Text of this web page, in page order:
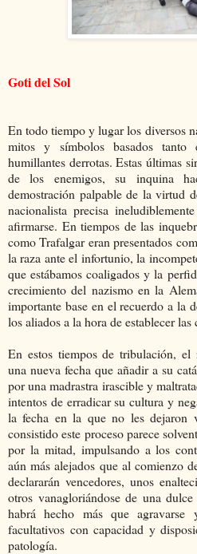
Goti del Sol
En todo tiempo y lugar los diversos
mitos y símbolos basados tanto
humillantes derrotas. Estas últimas
de los enemigos, su inquina
demostración palpable de la virtud
nacionalista precisa
afirmarse. En tiempos de las
como Trafalgar eran presentados
la raza ante el infortunio, la
que estábamos coaligados y la
crecimiento del nazismo en la
importante base en el recuerdo a la
los aliados a la hora de establecer
En estos tiempos de tribulación, el
una nueva fecha que añadir a su
por una madrastra irascible y
intentos de erradicar su cultura y
la fecha en la que no les dejaron
consistido este proceso parece
por la mitad, impulsando a los
aún más alejados que al comienzo
declararán vencedores, unos
otros vanagloriándose de una
habrá hecho más que
facultativos con capacidad y
patología.